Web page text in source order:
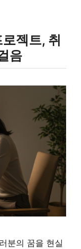
젝트, 취
음
분의 꿈을 현실